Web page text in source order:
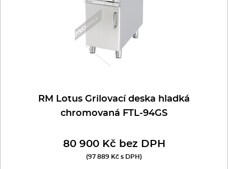
RM Lotus Grilovací deska hladká
chromovaná FTL-94GS
80 900 Kč bez DPH
(97 889 Kč s DPH)